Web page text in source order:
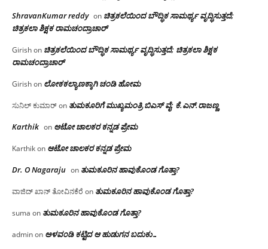
ShravanKumar reddy on ಚಿತ್ರಕಲೆಯಿಂದ ಬೌದ್ಧಿಕ ಸಾಮರ್ಥ್ಯ ವೃದ್ಧಿಸುತ್ತದೆ;
ಚಿತ್ರಕಲಾ ಶಿಕ್ಷಕ ರಾಮಚಂದ್ರಾಚಾರ್
Girishon ಚಿತ್ರಕಲೆಯಿಂದ ಬೌದ್ಧಿಕ ಸಾಮರ್ಥ್ಯ ವೃದ್ಧಿಸುತ್ತದೆ; ಚಿತ್ರಕಲಾ ಶಿಕ್ಷಕ
ರಾಮಚಂದ್ರಾಚಾರ್
Girishon ಲೋಕಕಲ್ಯಾಣಕ್ಕಾಗಿ ಚಂಡಿ ಹೋಮ
ಸುನಿಲ್ ಕುಮಾರ್on ತುಮಕೂರಿಗೆ ಮುಖ್ಯಮಂತ್ರಿ ಬಿಎಸ್ ವೈ: ಕೆ.ಎನ್.ರಾಜಣ್ಣ
Karthik on ಆಟೋ ಚಾಲಕರ ಕನ್ನಡ ಪ್ರೇಮ
Karthikon ಆಟೋ ಚಾಲಕರ ಕನ್ನಡ ಪ್ರೇಮ
Dr. O Nagaraju on ತುಮಕೂರಿನ ಹಾವುಕೊಂಡ ಗೊತ್ತಾ?
ವಾಜಿದ್ ಖಾನ್ ತೋವಿನಕೆರೆ on ತುಮಕೂರಿನ ಹಾವುಕೊಂಡ ಗೊತ್ತಾ?
suma on ತುಮಕೂರಿನ ಹಾವುಕೊಂಡ ಗೊತ್ತಾ?
adminon ಅಳವಂಡಿ ಕಟ್ಟಿದ ಆ ಹುಡುಗನ ಬದುಕು…